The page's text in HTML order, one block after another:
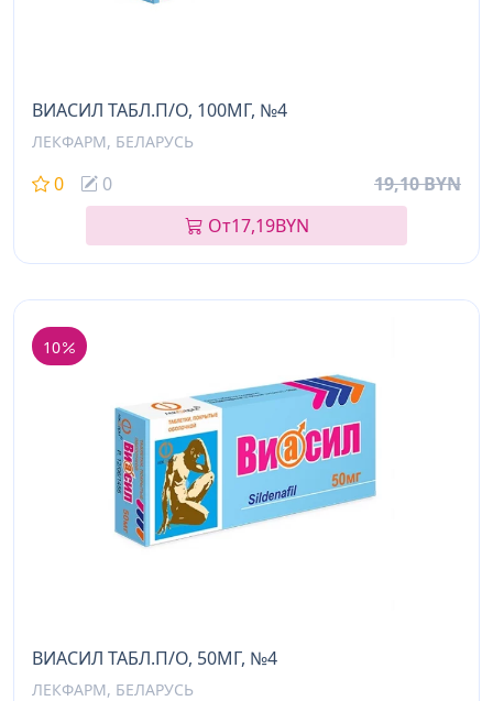
ВИАСИЛ ТАБЛ.П/О, 100МГ, №4
ЛЕКФАРМ, БЕЛАРУСЬ
0 0
19,10 BYN
От17,19BYN
10
ВИАСИЛ ТАБЛ.П/О, 50МГ, №4
ЛЕКФАРМ, БЕЛАРУСЬ